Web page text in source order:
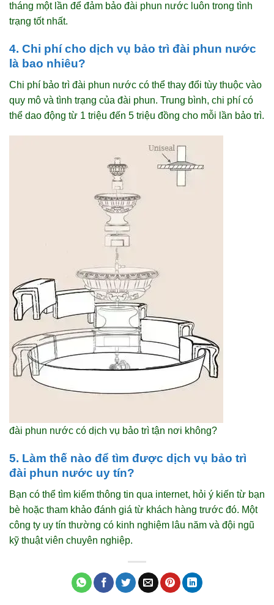
tháng một lần để đảm bảo đài phun nước luôn trong tình
trạng tốt nhất.
4. Chi phí cho dịch vụ bảo trì đài phun nước
là bao nhiêu?
Chi phí bảo trì đài phun nước có thể thay đổi tùy thuộc vào
quy mô và tình trạng của đài phun. Trung bình, chi phí có
thể dao động từ 1 triệu đến 5 triệu đồng cho mỗi lần bảo trì.
đài phun nước có dịch vụ bảo trì tận nơi không?
5. Làm thế nào để tìm được dịch vụ bảo trì
đài phun nước uy tín?
Bạn có thể tìm kiếm thông tin qua internet, hỏi ý kiến từ bạn
bè hoặc tham khảo đánh giá từ khách hàng trước đó. Một
công ty uy tín thường có kinh nghiệm lâu năm và đội ngũ
kỹ thuật viên chuyên nghiệp.